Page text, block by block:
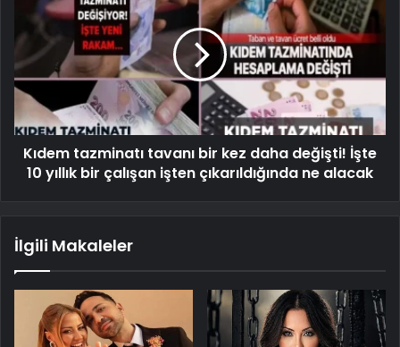
Kıdem tazminatı tavanı bir kez daha değişti! İşte
10 yıllık bir çalışan işten çıkarıldığında ne alacak
İlgili Makaleler